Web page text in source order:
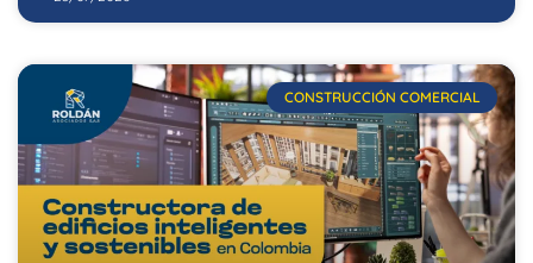
CONSTRUCCIÓN COMERCIAL